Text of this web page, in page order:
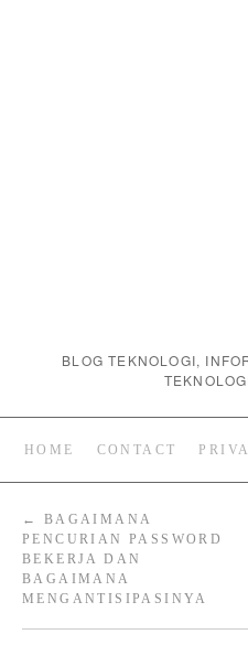
BLOG TEKNOLOGI,
HOME CONTACT
←
BAGAIMANA
PENCURIAN PASSWORD
BEKERJA DAN
BAGAIMANA
MENGANTISIPASINYA